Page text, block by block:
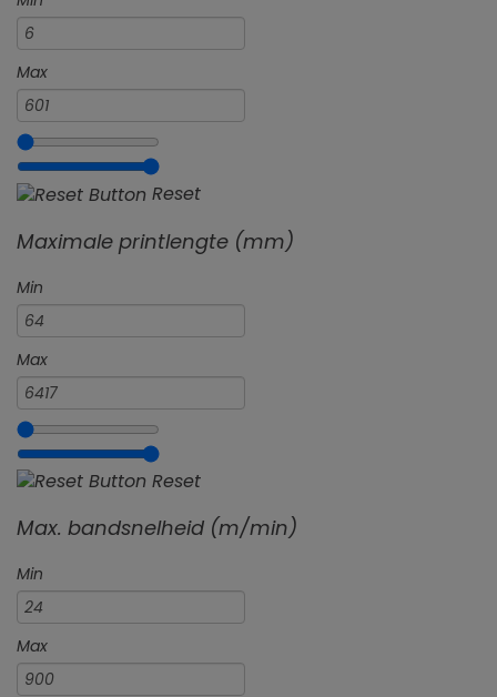
Max
Reset
Maximale printlengte (mm)
Min
Max
Reset
Max. bandsnelheid (m/min)
Min
Max